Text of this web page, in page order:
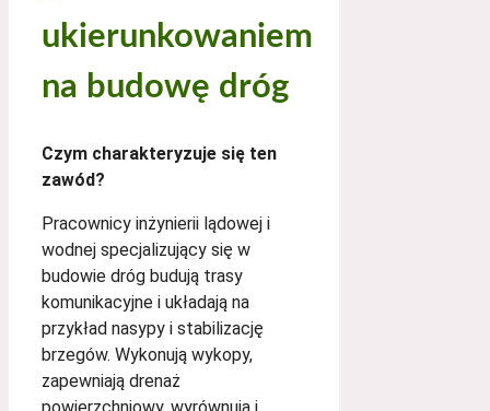
ukierunkowaniem
na budowę dróg
Czym charakteryzuje się ten
zawód?
Pracownicy inżynierii lądowej i
wodnej specjalizujący się w
budowie dróg budują trasy
komunikacyjne i układają na
przykład nasypy i stabilizację
brzegów. Wykonują wykopy,
zapewniają drenaż